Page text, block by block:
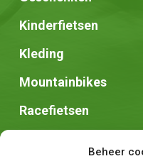
Beheer
Kinderfietsen
Kleding
Mountainbikes
Racefietsen